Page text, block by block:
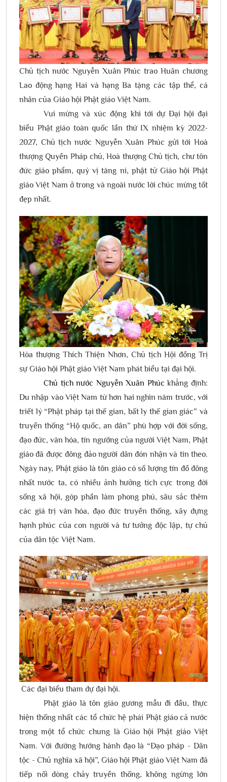
Chủ tịch nước Nguyễn Xuân Phúc trao Huân chương
Lao động hạng Hai và hạng Ba tặng các tập thể, cá
nhân của Giáo hội Phật giáo Việt Nam.
Vui mừng và xúc động khi tới dự Đại hội đại
biểu Phật giáo toàn quốc lần thứ IX nhiệm kỳ 2022-
2027, Chủ tịch nước Nguyễn Xuân Phúc gửi tới Hoà
thượng Quyền Pháp chủ, Hoà thượng Chủ tịch, chư tôn
đức giáo phẩm, quý vị tăng ni, phật tử Giáo hội Phật
giáo Việt Nam ở trong và ngoài nước lời chúc mừng tốt
đẹp nhất.
Hòa thượng Thích Thiện Nhơn, Chủ tịch Hội đồng Trị
sự Giáo hội Phật giáo Việt Nam phát biểu tại đại hội.
Chủ tịch nước Nguyễn Xuân Phúc khẳng định:
Du nhập vào Việt Nam từ hơn hai nghìn năm trước, với
triết lý “Phật pháp tại thế gian, bất ly thế gian giác” và
truyền thống “Hộ quốc, an dân” phù hợp với đời sống,
đạo đức, văn hóa, tín ngưỡng của người Việt Nam, Phật
giáo đã được đông đảo người dân đón nhận và tin theo.
Ngày nay, Phật giáo là tôn giáo có số lượng tín đồ đông
nhất nước ta, có nhiều ảnh hưởng tích cực trong đời
sống xã hội, góp phần làm phong phú, sâu sắc thêm
các giá trị văn hóa, đạo đức truyền thống, xây dựng
hạnh phúc của con người và tư tưởng độc lập, tự chủ
của dân tộc Việt Nam.
Các đại biểu tham dự đại hội.
Phật giáo là tôn giáo gương mẫu đi đầu, thực
hiện thống nhất các tổ chức hệ phái Phật giáo cả nước
trong một tổ chức chung là Giáo hội Phật giáo Việt
Nam. Với đường hướng hành đạo là “Đạo pháp - Dân
tộc - Chủ nghĩa xã hội”, Giáo hội Phật giáo Việt Nam đã
tiếp nối dòng chảy truyền thống, không ngừng lớn